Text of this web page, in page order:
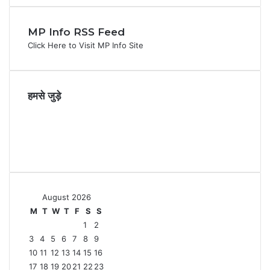
MP Info RSS Feed
Click Here to Visit MP Info Site
हमसे जुड़े
August 2026
M T W T F S
S
1
2
3
4 5 6 7 8
9
10 11 12 13 14 15 16
17 18 19 2021 22 23